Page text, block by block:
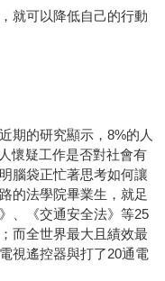
就可以降低自己的行動
期的研究顯示，8%的人
懷疑工作是否對社會有
腦袋正忙著思考如何讓
的法學院畢業生，就足
、《交通安全法》等25
而全世界最大且績效最
視遙控器與打了20通電